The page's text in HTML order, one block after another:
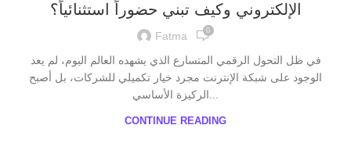
الإلكتروني وكيف تبني حضوراً استثنائياً؟
Fatma 0
في ظل التحول الرقمي المتسارع الذي يشهده العالم اليوم، لم يعد
الوجود على شبكة الإنترنت مجرد خيار تكميلي للشركات، بل أصبح
الركيزة الأساسي...
CONTINUE READING